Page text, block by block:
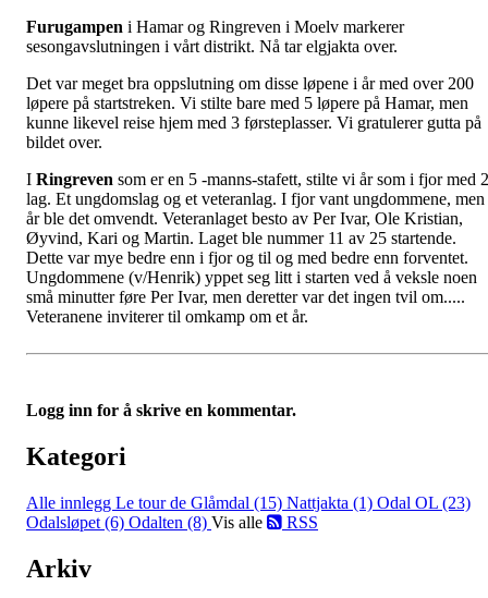
Furugampen i Hamar og Ringreven i Moelv markerer
sesongavslutningen i vårt distrikt. Nå tar elgjakta over.
Det var meget bra oppslutning om disse løpene i år med over 200
løpere på startstreken. Vi stilte bare med 5 løpere på Hamar, men
kunne likevel reise hjem med 3 førsteplasser. Vi gratulerer gutta på
bildet over.
I Ringreven som er en 5 -manns-stafett, stilte vi år som i fjor med 2
lag. Et ungdomslag og et veteranlag. I fjor vant ungdommene,
år ble det omvendt. Veteranlaget besto av Per Ivar, Ole Kristian,
Øyvind, Kari og Martin. Laget ble nummer 11 av 25 startende.
Dette var mye bedre enn i fjor og til og med bedre enn forventet.
Ungdommene (v/Henrik) yppet seg litt i starten ved å veksle noen
små minutter føre Per Ivar, men deretter var det ingen tvil om.....
Veteranene inviterer til omkamp om et år.
Logg inn for å skrive en kommentar.
Kategori
Alle innlegg Le tour de Glåmdal (15) Nattjakta (1) Odal OL (23)
Odalsløpet (6) Odalten (8) Vis alle RSS
Arkiv